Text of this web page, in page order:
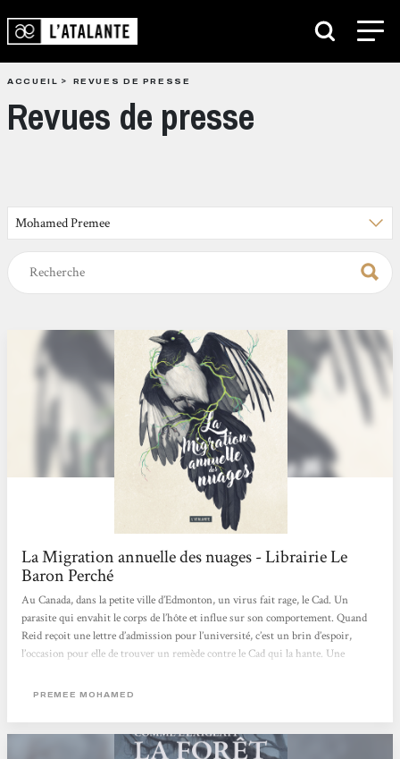
ACCUEIL REVUES DE PRESSE
Revues de presse
La Migration annuelle des nuages - Librairie Le
Baron Perché
Au Canada, dans la petite ville d’Edmonton, un virus fait rage, le Cad. Un
parasite qui envahit le corps de l’hôte et influe sur son comportement. Quand
Reid reçoit une lettre d’admission pour l’université, c’est un brin d’espoir,
l’occasion pour elle de trouver un remède contre le Cad qui la hante. Une
où l’écologie a son importance. L’autrice nous livre ici une duologie
PREMEE MOHAMED